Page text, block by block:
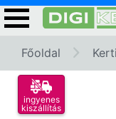
Főoldal
ingyenes
kiszállítás